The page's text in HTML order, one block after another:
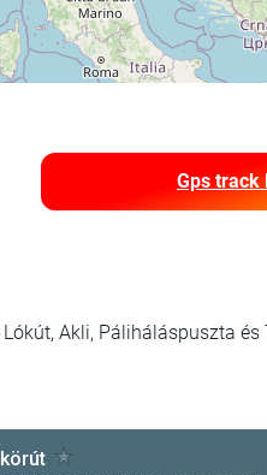
Gps track
Akli, Páliháláspuszta